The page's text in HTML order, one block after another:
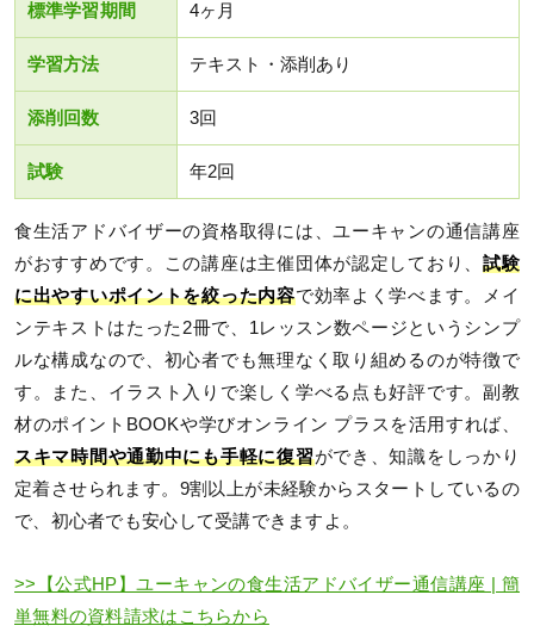
標準学習期間 4ヶ月
学習方法 テキスト・添削あり
添削回数 3回
試験 年2回
食生活アドバイザーの資格取得には、ユーキャンの通信講座
がおすすめです。この講座は主催団体が認定しており、 試験
に出やすいポイントを絞った内容で効率よく学べます。メイ
ンテキストはたった2冊で、1レッスン数ページというシンプ
ルな構成なので、初心者でも無理なく取り組めるのが特徴で
す。また、イラスト入りで楽しく学べる点も好評です。副教
材のポイントBOOKや学びオンライン プラスを活用すれば、
スキマ時間や通勤中にも手軽に復習ができ、知識をしっかり
定着させられます。9割以上が未経験からスタートしているの
で、初心者でも安心して受講できますよ。
>>【公式HP】ユーキャンの食生活アドバイザー通信講座 | 簡
単無料の資料請求はこちらから